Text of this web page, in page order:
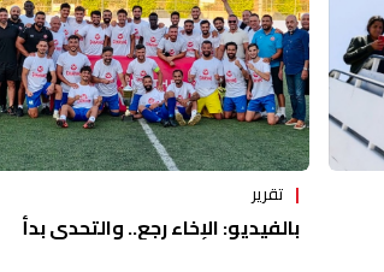
تقرير
بالفيديو: الإخاء رجع.. والتحدي بدأ